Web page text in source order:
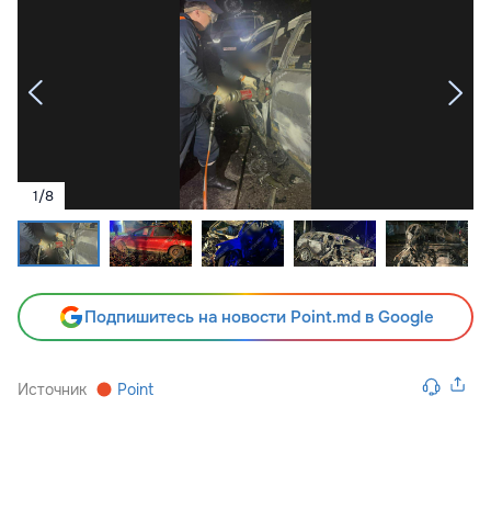
1/8
Подпишитесь на новости Point.md в Google
Источник Point